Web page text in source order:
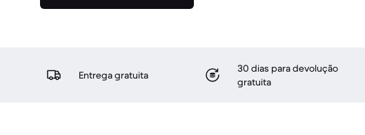
Entrega gratuita
30 dias para devolução
gratuita